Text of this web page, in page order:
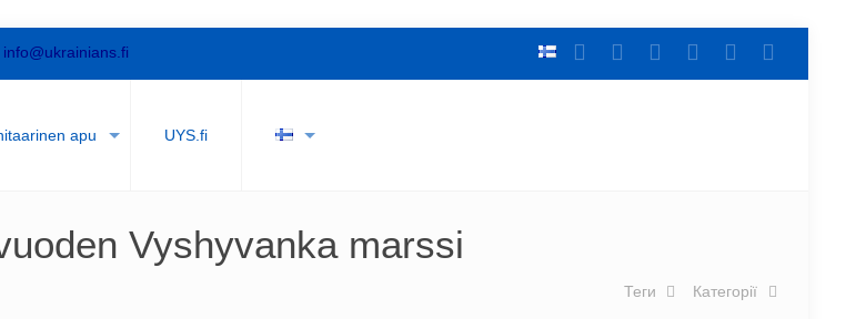
info@ukrainians.fi
apu UYS.fi
Vyshyvanka marssi
Категорії
Теги